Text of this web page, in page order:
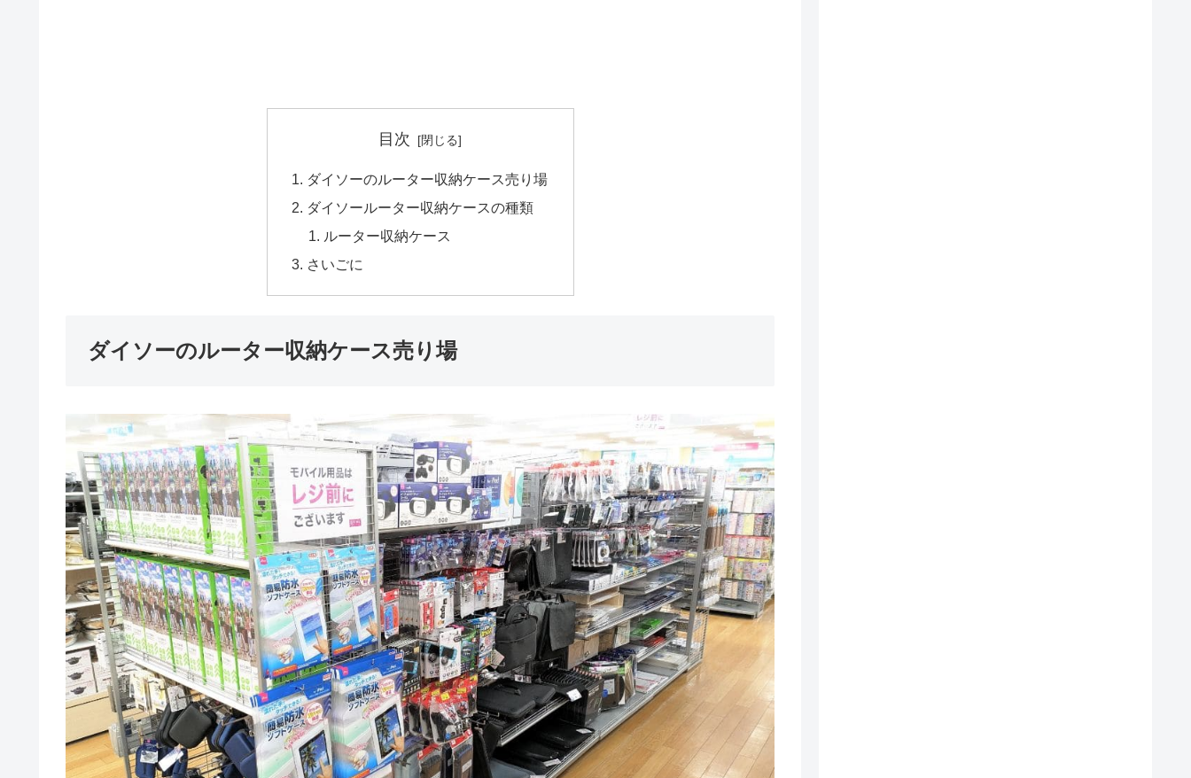
目次
ダイソーのルーター収納ケース売り場
ダイソールーター収納ケースの種類
ルーター収納ケース
さいごに
ダイソーのルーター収納ケース売り場